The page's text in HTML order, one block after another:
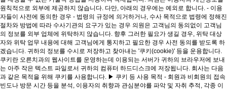
원칙적으로 외부에 제공하지 않습니다. 다만, 아래의 경우에는 예외로 합니다. - 이용
자들이 사전에 동의한 경우 - 법령의 규정에 의거하거나, 수사 목적으로 법령에 정해진
절차와 방법에 따라 수사기관의 요구가 있는 경우 의원은 고객님의 동의없이 고객님
의 정보를 외부 업체에 위탁하지 않습니다. 향후 그러한 필요가 생길 경우, 위탁 대상
자와 위탁 업무 내용에 대해 고객님에게 통지하고 필요한 경우 사전 동의를 받도록 하
겠습니다. 귀하의 정보를 수시로 저장하고 찾아내는 '쿠키(cookie)' 등을 운용합니다.
쿠키란 오른치과의 웹사이트를 운영하는데 이용되는 서버가 귀하의 브라우저에 보내
는 아주 작은 텍스트 파일로서 귀하의 컴퓨터 하드디스크에 저장됩니다. 회사는 다음
과 같은 목적을 위해 쿠키를 사용합니다. ▶ 쿠키 등 사용 목적 - 회원과 비회원의 접속
빈도나 방문 시간 등을 분석, 이용자의 취향과 관심분야를 파악 및 자취 추적, 각종 이